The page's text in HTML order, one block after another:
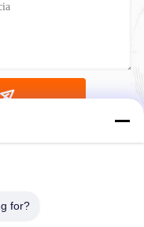
for?